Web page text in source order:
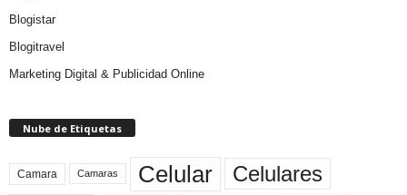
Blogistar
Blogitravel
Marketing Digital & Publicidad Online
Nube de Etiquetas
Camara Camaras Celular Celulares